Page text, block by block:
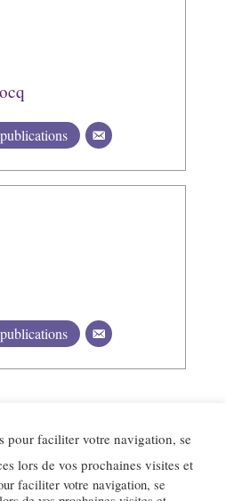
pour faciliter votre navigation, se
lors de vos prochaines visites et
faciliter votre navigation, se